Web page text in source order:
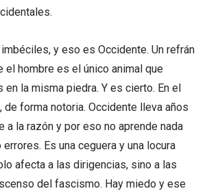
y eso es Occidente. Un refrán
el hombre es el único animal que
la misma piedra. Y es cierto. En el
de forma notoria. Occidente lleva años
a la razón y por eso no aprende nada
Es una ceguera y una locura
afecta a las dirigencias, sino a las
del fascismo. Hay miedo y ese